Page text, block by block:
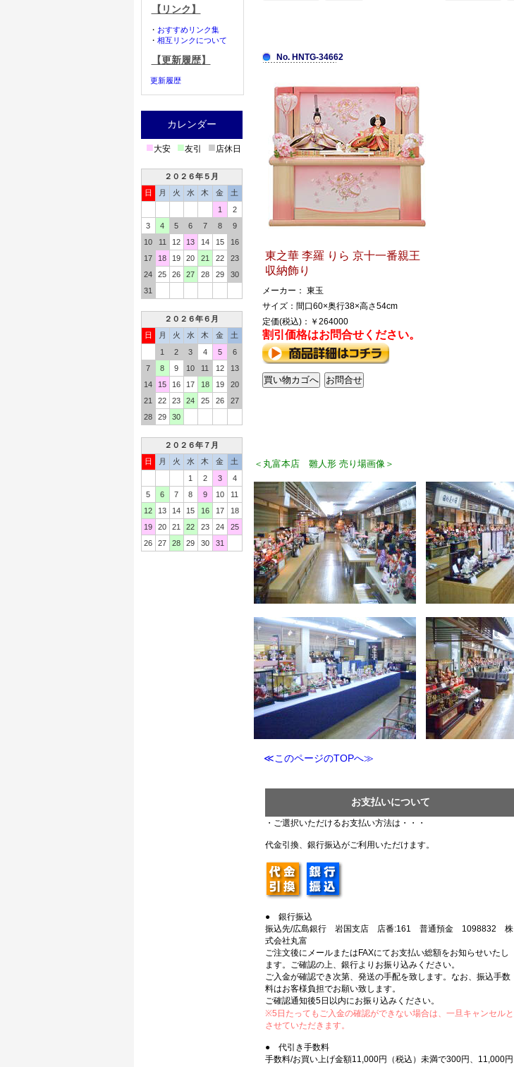
【リンク】
・ おすすめリンク集
・ 相互リンクについて
【更新履歴】
更新履歴
カレンダー
■大安 ■友引 ■店休日
２０２６年５月
日
月 火 水 木 金
土
1
2
3
4 5 6 7 8
9
10
11 12 13 14 15
16
17
18 19 20 21 22
23
24
25 26 27 28 29
30
31
２０２６年６月
日
月 火 水 木 金
土
1
2 3 4 5
6
7
8 9 10 11 12
13
14
15 16 17 18 19
20
21
22 23 24 25 26
27
28
29 30
２０２６年７月
日
月 火 水 木 金
土
1
2 3
4
5
6 7 8 9 10
11
12
13 14 15 16 17
18
19
20 21 22 23 24
25
26
27 28 29 30 31
No. HNTG-34662
東之華 李羅 りら 京十一番親王
収納飾り
メーカー： 東玉
サイズ：間口60×奥行38×高さ54cm
定価(税込)：￥264000
割引価格はお問合せください。
＜丸富本店 雛人形 売り場画像＞
≪このページのTOPへ≫
お支払いについて
・ご選択いただけるお支払い方法は・・・
代金引換、銀行振込がご利用いただけます。
● 銀行振込
振込先/広島銀行 岩国支店 店番:161 普通預金 1098832 株
式会社丸富
ご注文後にメールまたはFAXにてお支払い総額をお知らせいたし
ます。ご確認の上、銀行よりお振り込みください。
ご入金が確認でき次第、発送の手配を致します。なお、振込手数
料はお客様負担でお願い致します。
ご確認通知後5日以内にお振り込みください。
※5日たってもご入金の確認ができない場合は、一旦キャンセルと
させていただきます。
● 代引き手数料
手数料/お買い上げ金額11,000円（税込）未満で300円、11,000円